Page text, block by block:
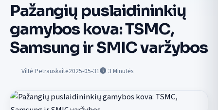
Pažangių puslaidininkių
gamybos kova: TSMC,
Samsung ir SMIC varžybos
Viltė Petrauskaitė2025-05-31 3 Minutės